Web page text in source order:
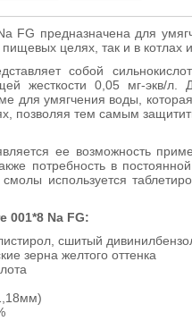
FG предназначена для
пищевых целях, так и в
собой
жесткости 0,05 мг-экв/
для умягчения воды,
позволяя тем самым
ее возможность
потребность в
используется
001*8 Na FG:
сшитый
зерна желтого оттенка